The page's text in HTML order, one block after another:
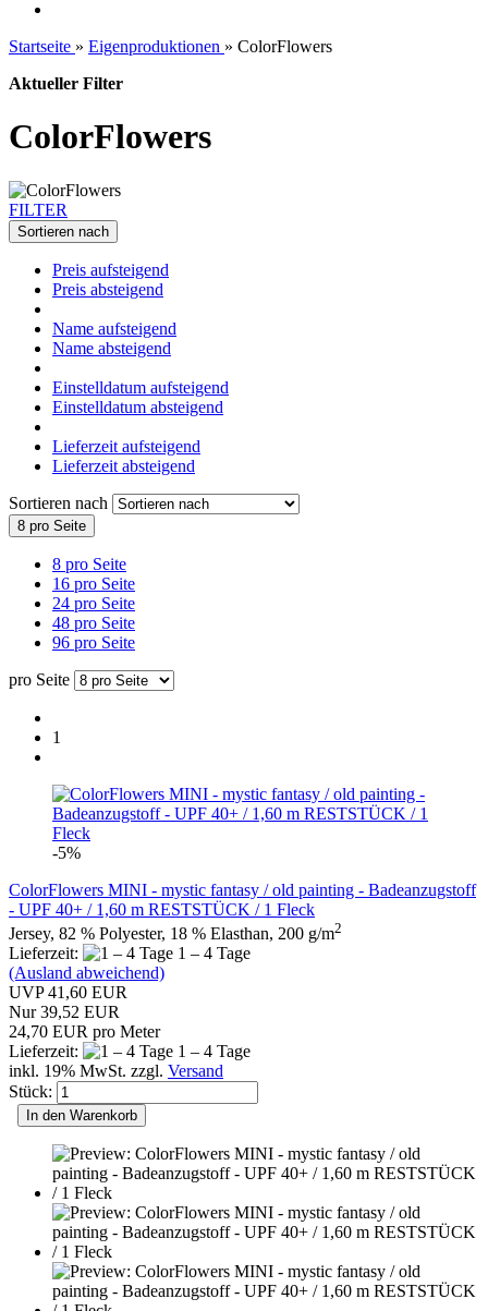
Startseite » Eigenproduktionen » ColorFlowers
Aktueller Filter
ColorFlowers
FILTER
Sortieren nach
Preis aufsteigend
Preis absteigend
Name aufsteigend
Name absteigend
Einstelldatum aufsteigend
Einstelldatum absteigend
Lieferzeit aufsteigend
Lieferzeit absteigend
Sortieren nach
8 pro Seite
8 pro Seite
16 pro Seite
24 pro Seite
48 pro Seite
96 pro Seite
pro Seite
1
-5%
ColorFlowers MINI - mystic fantasy / old painting - Badeanzugstoff
- UPF 40+ / 1,60 m RESTSTÜCK / 1 Fleck
Jersey, 82 % Polyester, 18 % Elasthan, 200 g/m2
Lieferzeit:
1 – 4 Tage
(Ausland abweichend)
UVP 41,60 EUR
Nur 39,52 EUR
24,70 EUR pro Meter
Lieferzeit:
1 – 4 Tage
inkl. 19% MwSt. zzgl. Versand
Stück:
In den Warenkorb